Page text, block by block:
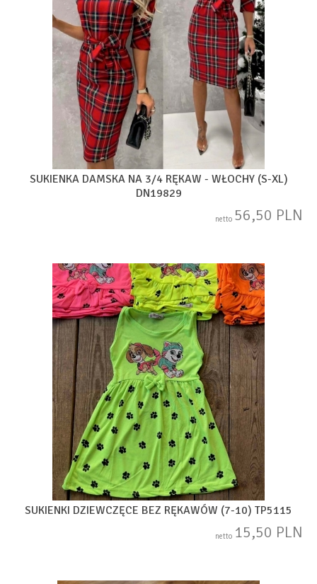
SUKIENKA DAMSKA NA 3/4 RĘKAW - WŁOCHY (S-XL)
DN19829
netto 56,50 PLN
SUKIENKI DZIEWCZĘCE BEZ RĘKAWÓW (7-10) TP5115
netto 15,50 PLN